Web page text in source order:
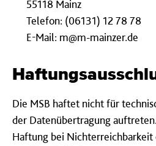
55118 Mainz
Telefon: (06131) 12 78 78
E-Mail: m@m-mainzer.de
Die MSB haftet nicht für
der Datenübertragung
Haftung bei Nichterreichbarkeit